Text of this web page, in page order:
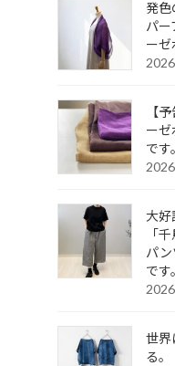
発色
パー
ーゼ
【
ーゼ
です。
大好
「
パ
です。
世界
る。